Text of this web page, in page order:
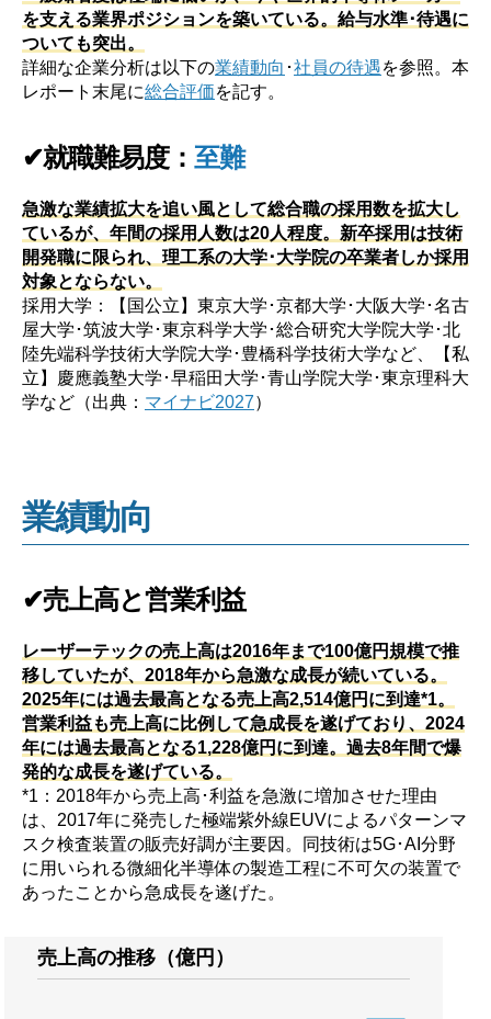
を支える業界ポジションを築いている。給与水準･待遇に
ついても突出。
詳細な企業分析は以下の業績動向 ･社員の待遇を参照。本
レポート末尾に総合評価を記す。
✔就職難易度： 至難
急激な業績拡大を追い風として総合職の採用数を拡大し
ているが、年間の採用人数は20人程度。新卒採用は技術
開発職に限られ、理工系の大学･大学院の卒業者しか採用
対象とならない。
採用大学：【国公立】東京大学･京都大学･大阪大学･名古
屋大学･筑波大学･東京科学大学･総合研究大学院大学･北
陸先端科学技術大学院大学･豊橋科学技術大学など、【私
立】慶應義塾大学･早稲田大学･青山学院大学･東京理科大
学など（出典： マイナビ2027）
業績動向
✔売上高と営業利益
レーザーテックの売上高は2016年まで100億円規模で推
移していたが、2018年から急激な成長が続いている。
2025年には過去最高となる売上高2,514億円に到達*1。
営業利益も売上高に比例して急成長を遂げており、2024
年には過去最高となる1,228億円に到達。過去8年間で爆
発的な成長を遂げている。
*1：2018年から売上高･利益を急激に増加させた理由
は、2017年に発売した極端紫外線EUVによるパターンマ
スク検査装置の販売好調が主要因。同技術は5G･AI分野
に用いられる微細化半導体の製造工程に不可欠の装置で
あったことから急成長を遂げた。
売上高の推移（億円）